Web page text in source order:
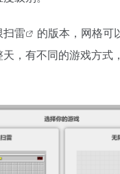
扫雷
的版本，网格可
，有不同的游戏方式